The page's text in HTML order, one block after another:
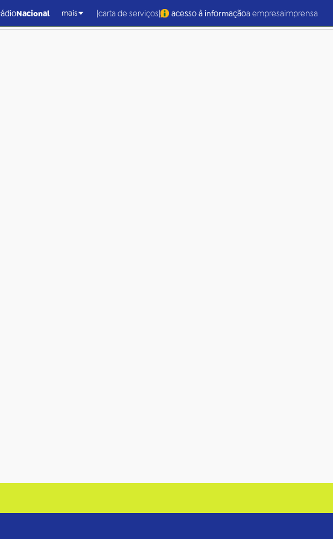
Nacional mais |carta de serviços| acesso à informaçãoa empresaimprensa